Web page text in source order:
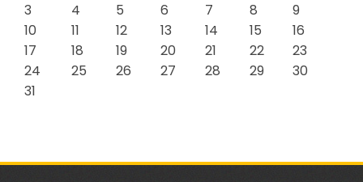
3
4 5 6 7 8
9
10
11 12 13 14 15
16
17
18 19 20 21 22
23
24
25 26 27 28 29
30
31